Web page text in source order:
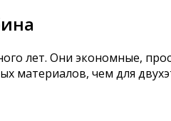
лет. Они экономные,
материалов, чем для